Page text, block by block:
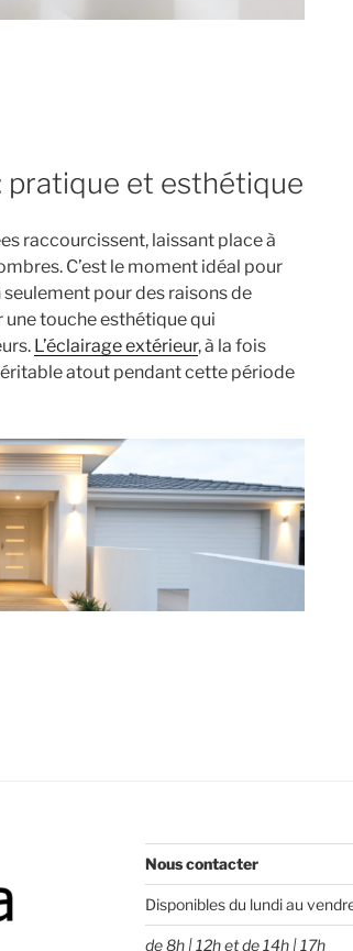
pratique et esthétique
raccourcissent, laissant place à
C’est le moment idéal pour
seulement pour des raisons de
touche esthétique qui
L’éclairage extérieur, à la fois
atout pendant cette période
Nous contacter
Disponibles du lundi au
de 8h | 12h et de 14h | 17h